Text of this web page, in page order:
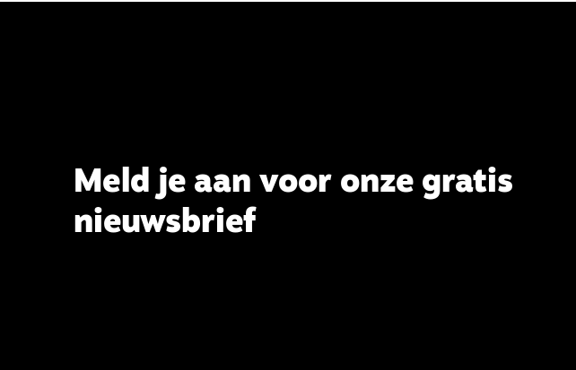
Meld je aan voor onze gratis
nieuwsbrief